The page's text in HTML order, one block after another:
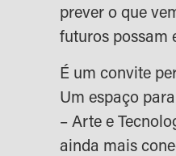
prever o que
futuros possam
É um convite
Um espaço
– Arte e
ainda mais